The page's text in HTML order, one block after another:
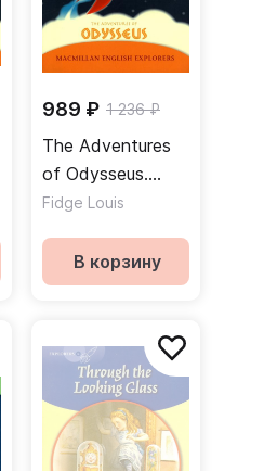
989 ₽ 1 236 ₽
The Adventures
of Odysseus.
Workbook
Fidge Louis
В корзину